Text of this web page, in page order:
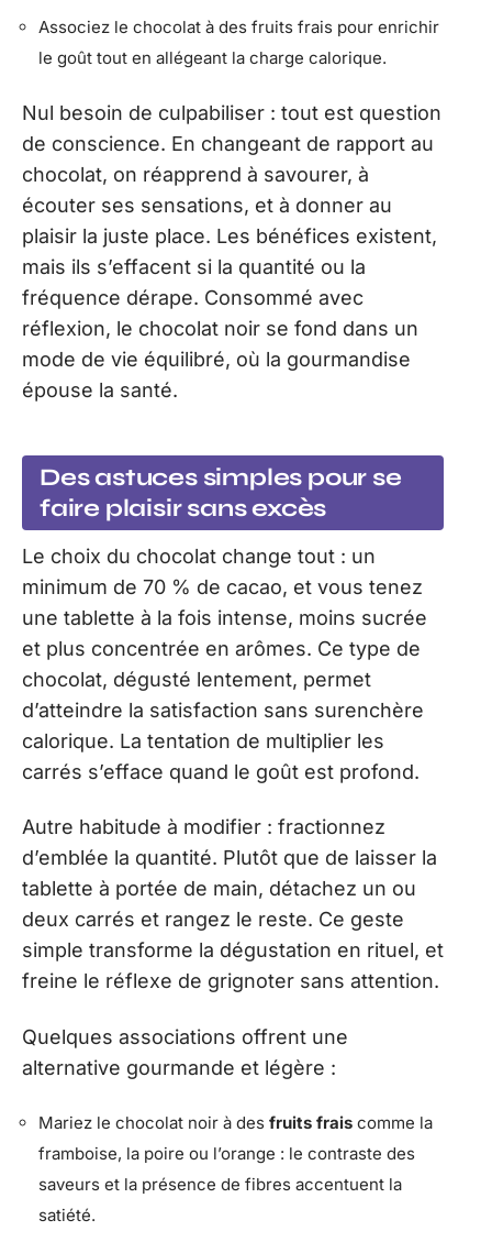
Associez le chocolat à des fruits frais pour enrichir
le goût tout en allégeant la charge calorique.
Nul besoin de culpabiliser : tout est question
de conscience. En changeant de rapport au
chocolat, on réapprend à savourer, à
écouter ses sensations, et à donner au
plaisir la juste place. Les bénéfices existent,
mais ils s’effacent si la quantité ou la
fréquence dérape. Consommé avec
réflexion, le chocolat noir se fond dans un
mode de vie équilibré, où la gourmandise
épouse la santé.
Des astuces simples pour se
faire plaisir sans excès
Le choix du chocolat change tout : un
minimum de 70 % de cacao, et vous tenez
une tablette à la fois intense, moins sucrée
et plus concentrée en arômes. Ce type de
chocolat, dégusté lentement, permet
d’atteindre la satisfaction sans surenchère
calorique. La tentation de multiplier les
carrés s’efface quand le goût est profond.
Autre habitude à modifier : fractionnez
d’emblée la quantité. Plutôt que de laisser la
tablette à portée de main, détachez un ou
deux carrés et rangez le reste. Ce geste
simple transforme la dégustation en rituel, et
freine le réflexe de grignoter sans attention.
Quelques associations offrent une
alternative gourmande et légère :
Mariez le chocolat noir à des fruits frais comme la
framboise, la poire ou l’orange : le contraste des
saveurs et la présence de fibres accentuent la
satiété.